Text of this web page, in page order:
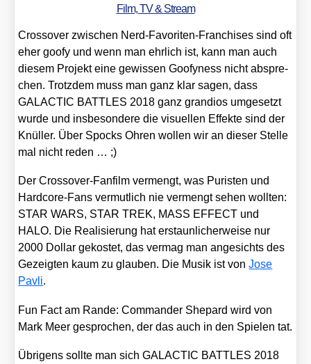
Film, TV & Stream
Cross­over zwi­schen Nerd-Favo­ri­ten-Fran­chi­ses sind oft
eher goofy und wenn man ehr­lich ist, kann man auch
die­sem Pro­jekt eine gewis­sen Goofy­ness nicht abspre­
chen. Trotz­dem muss man ganz klar sagen, dass
GALACTIC BATTLES 2018 ganz gran­di­os umge­setzt
wur­de und ins­be­son­de­re die visu­el­len Effek­te sind der
Knül­ler. Über Spocks Ohren wol­len wir an die­ser Stel­le
mal nicht reden … ;)
Der Cross­over-Fan­film ver­mengt, was Puris­ten und
Hard­core-Fans ver­mut­lich nie ver­mengt sehen woll­ten:
STAR WARS, STAR TREK, MASS EFFECT und
HALO. Die Rea­li­sie­rung hat erstaun­li­cher­wei­se nur
2000 Dol­lar gekos­tet, das ver­mag man ange­sichts des
Gezeig­ten kaum zu glau­ben. Die Musik ist vonJose
Pav­li.
Fun Fact am Ran­de: Com­man­der She­pard wird von
Mark Meer gespro­chen, der das auch in den Spie­len tat.
Übri­gens soll­te man sich GALACTIC BATTLES 2018